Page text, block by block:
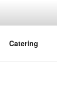
Catering